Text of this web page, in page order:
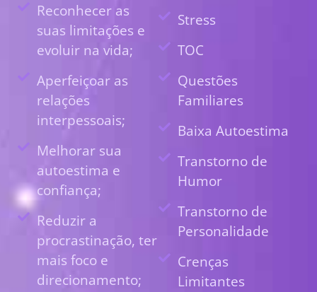
Reconhecer as
suas limitações e
evoluir na vida;
Aperfeiçoar as
relações
interpessoais;
Melhorar sua
autoestima e
confiança;
Reduzir a
procrastinação, ter
mais foco e
direcionamento;
Stress
TOC
Questões
Familiares
Baixa Autoestima
Transtorno de
Humor
Transtorno de
Personalidade
Crenças
Limitantes